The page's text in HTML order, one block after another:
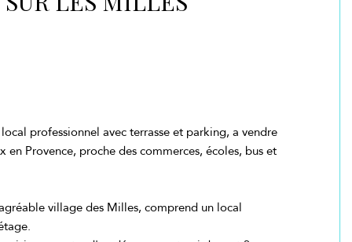
professionnel avec terrasse et parking, a vendre
Provence, proche des commerces, écoles, bus et
village des Milles, comprend un local